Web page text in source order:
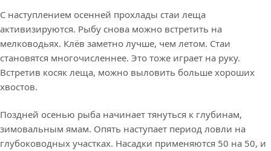
С наступлением осенней прохлады стаи леща
активизируются. Рыбу снова можно встретить на
мелководьях. Клёв заметно лучше, чем летом. Стаи
становятся многочисленнее. Это тоже играет на руку.
Встретив косяк леща, можно выловить больше хороших
хвостов.
Поздней осенью рыба начинает тянуться к глубинам,
зимовальным ямам. Опять наступает период ловли на
глубоководных участках. Насадки применяются 50 на 50, и